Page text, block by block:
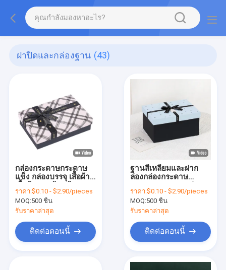
ฝาปิดและกล่องฐาน (43)
กล่องกระดาษกระดาษ
แข็ง กล่องบรรจุ เสื้อผ้า
เข็มขัดชาย กล่องของ
ขวัญ
ราคา:$0.10 - $2.90/pieces
MOQ:500 ชิ้น
รับราคาล่าสุด
ติดต่อตอนนี้
ฐานสี่เหลี่ยมและฝาก
ล่องกล่องกระดาษ
บรรจุกล่องของขวัญ
คริสต์มาสกล่องกล่อง
กล่อง
ราคา:$0.10 - $2.90/pieces
MOQ:500 ชิ้น
รับราคาล่าสุด
ติดต่อตอนนี้